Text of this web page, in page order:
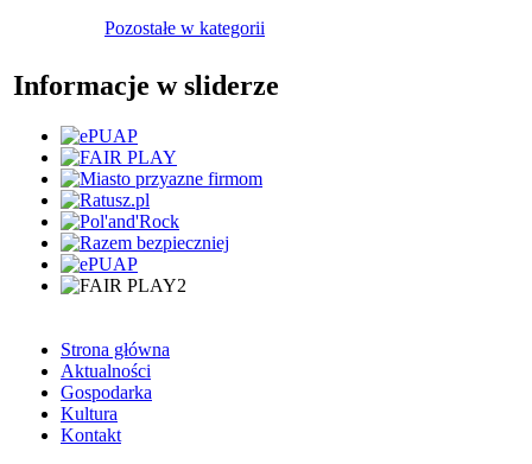
Pozostałe w kategorii
Informacje w sliderze
Strona główna
Aktualności
Gospodarka
Kultura
Kontakt